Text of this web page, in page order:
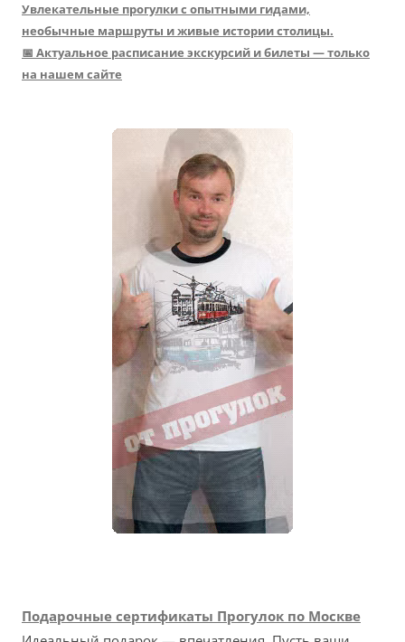
Увлекательные прогулки с опытными гидами,
необычные маршруты и живые истории столицы.
📅 Актуальное расписание экскурсий и билеты — только
на нашем сайте
Подарочные сертификаты Прогулок по Москве